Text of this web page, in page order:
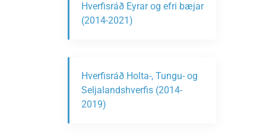
Hverfisráð Eyrar og efri bæjar
(2014-2021)
Hverfisráð Holta-, Tungu- og
Seljalandshverfis (2014-
2019)